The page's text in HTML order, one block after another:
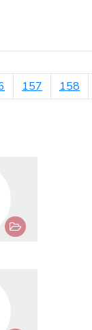
de búsqueda
157 158